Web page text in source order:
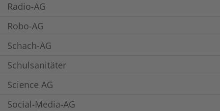
Radio-AG
Robo-AG
Schach-AG
Schulsanitäter
Science AG
Social-Media-AG